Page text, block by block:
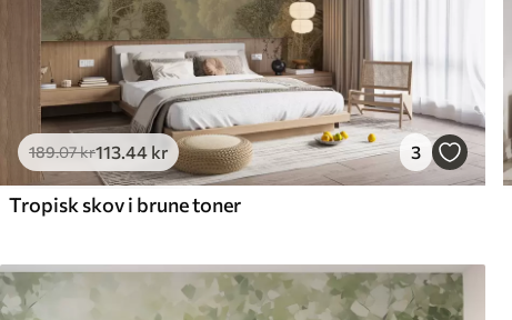
189.07kr113.44 kr 3
Tropisk skov i brune toner